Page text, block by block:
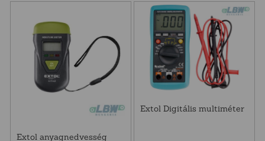
Extol anyagnedvesség
Extol Digitális multiméter